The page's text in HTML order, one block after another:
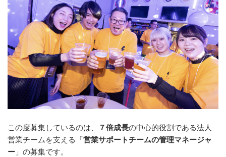
この度募集しているのは、 ７倍成長の中心的役割である法人
営業チームを支える「営業サポートチームの管理マネージャ
ー 」の募集です。